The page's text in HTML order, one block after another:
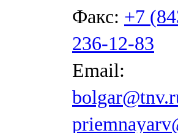
Факс: +7
236-12-83
Email: